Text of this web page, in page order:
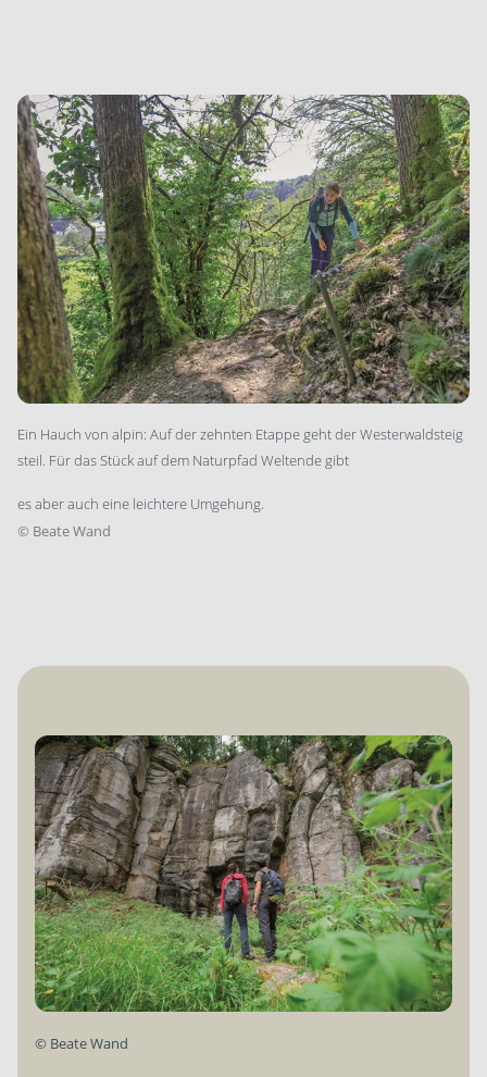
Ein Hauch von alpin: Auf der zehnten Etappe geht der Westerwaldsteig
steil. Für das Stück auf dem Naturpfad Weltende gibt
es aber auch eine leichtere Umgehung.
© Beate Wand
© Beate Wand